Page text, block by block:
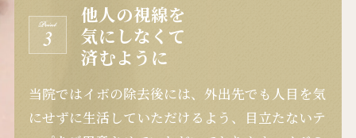
他人の視線を
気にしなくて
済むように
当院ではイボの除去後には、外出先でも人目を気
にせずに生活していただけるよう、目立たないテ